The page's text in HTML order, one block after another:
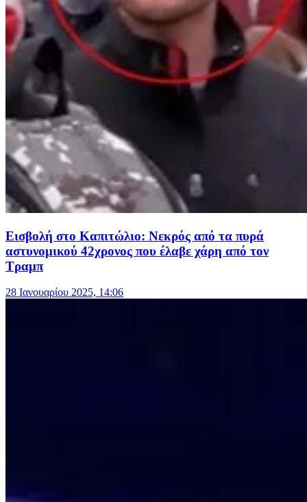
Εισβολή στο Καπιτώλιο: Νεκρός από τα πυρά
αστυνομικού 42χρονος που έλαβε χάρη από τον
Τραμπ
28 Ιανουαρίου 2025, 14:06